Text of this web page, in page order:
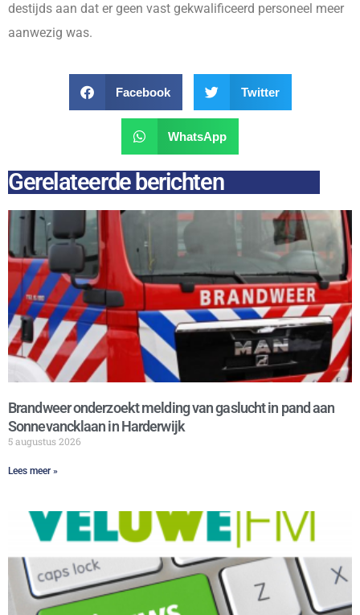
destijds aan dat er geen vast gekwalificeerd personeel meer
aanwezig was.
Facebook Twitter
WhatsApp
Gerelateerde berichten
Brandweer onderzoekt melding van gaslucht in pand aan
Sonnevancklaan in Harderwijk
5 augustus 2026
Lees meer »